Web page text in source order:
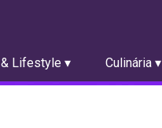
Lifestyle ▾ Culinária ▾